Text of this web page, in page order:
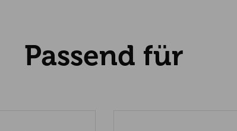
Passend für